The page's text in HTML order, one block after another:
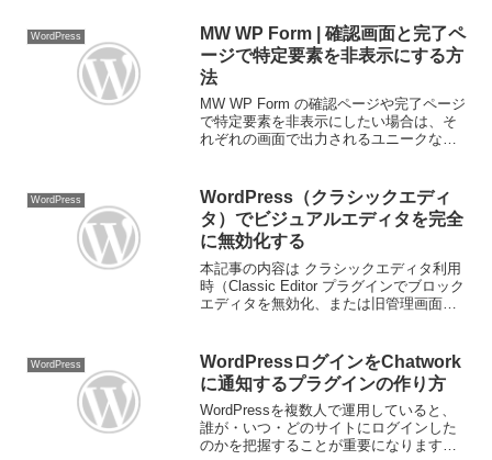
完リダイレクトの機能を無効にする方法
がありました...
WordPress
MW WP Form | 確認画面と完了ペ
ージで特定要素を非表示にする方
法
MW WP Form の確認ページや完了ページ
で特定要素を非表示にしたい場合は、そ
れぞれの画面で出力されるユニークなク
情報の同意を促すメッセージの要素を
非...
WordPress
WordPress（クラシックエディ
タ）でビジュアルエディタを完全
に無効化する
本記事の内容は クラシックエディタ利用
時（Classic Editor プラグインでブロック
エディタを無効化、または旧管理画面で
ビジュアルエディタ（TinyMCE）を無...
WordPress
WordPressログインをChatwork
に通知するプラグインの作り方
WordPressを複数人で運用していると、
誰が・いつ・どのサイトにログインした
のかを把握することが重要になります。